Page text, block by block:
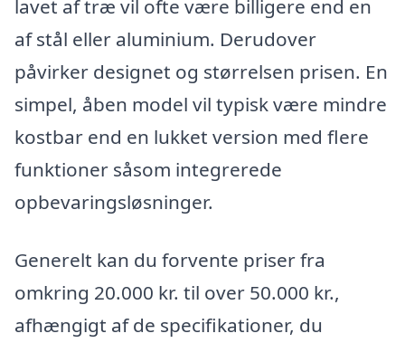
lavet af træ vil ofte være billigere end en
af stål eller aluminium. Derudover
påvirker designet og størrelsen prisen. En
simpel, åben model vil typisk være mindre
kostbar end en lukket version med flere
funktioner såsom integrerede
opbevaringsløsninger.
Generelt kan du forvente priser fra
omkring 20.000 kr. til over 50.000 kr.,
afhængigt af de specifikationer, du